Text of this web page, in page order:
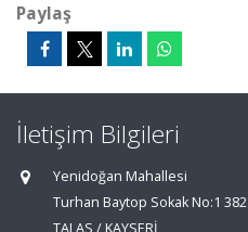
Paylaş
İletişim Bilgileri
Yenidoğan Mahallesi
Turhan Baytop Sokak No:1
TALAS / KAYSERİ